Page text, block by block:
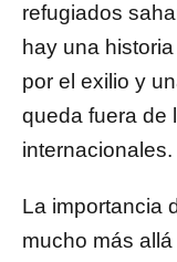
refugiados
hay una
por el exilio y
queda fuera de
internacionales.
La importancia
mucho más